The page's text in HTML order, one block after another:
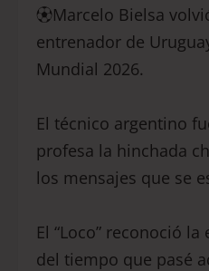
⚽️Marcelo Bielsa
entrenador de
Mundial 2026.
El técnico argentino
profesa la hinchada
los mensajes que se
El “Loco” reconoció
del tiempo que pasé